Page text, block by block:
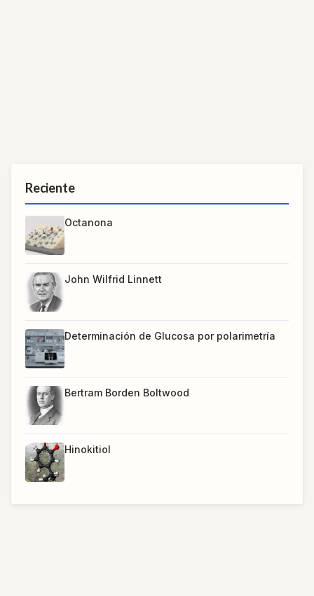
Reciente
Octanona
John Wilfrid Linnett
Determinación de Glucosa por polarimetría
Bertram Borden Boltwood
Hinokitiol